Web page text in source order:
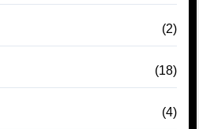
(2)
(18)
(4)